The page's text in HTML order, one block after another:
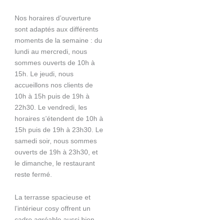
Nos horaires d’ouverture
sont adaptés aux différents
moments de la semaine : du
lundi au mercredi, nous
sommes ouverts de 10h à
15h. Le jeudi, nous
accueillons nos clients de
10h à 15h puis de 19h à
22h30. Le vendredi, les
horaires s’étendent de 10h à
15h puis de 19h à 23h30. Le
samedi soir, nous sommes
ouverts de 19h à 23h30, et
le dimanche, le restaurant
reste fermé.
La terrasse spacieuse et
l’intérieur cosy offrent un